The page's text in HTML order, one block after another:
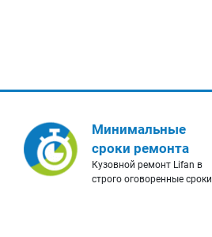
Минимальные
сроки ремонта
Кузовной ремонт Lifan в
строго оговоренные сроки